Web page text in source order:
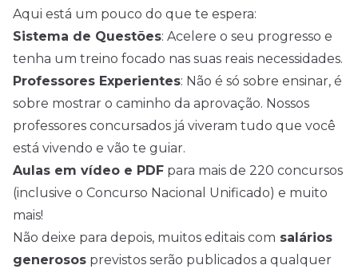
Aqui está um pouco do que te espera:
Sistema de Questões: Acelere o seu progresso e
tenha um treino focado nas suas reais necessidades.
Professores Experientes: Não é só sobre ensinar, é
sobre mostrar o caminho da aprovação. Nossos
professores concursados já viveram tudo que você
está vivendo e vão te guiar.
Aulas em vídeo e PDF para mais de 220 concursos
(inclusive o Concurso Nacional Unificado) e muito
mais!
Não deixe para depois, muitos editais com salários
generosos previstos serão publicados a qualquer